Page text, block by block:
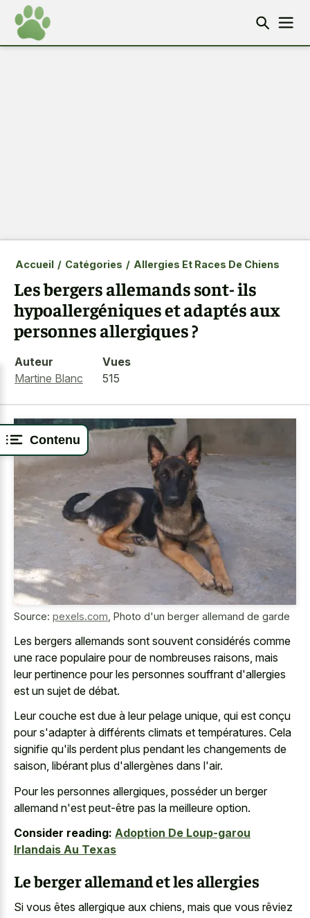
Contenu
Accueil / Catégories / Allergies Et Races De Chiens
Les bergers allemands sont- ils
hypoallergéniques et adaptés aux
personnes allergiques ?
Auteur
Martine Blanc
Vues
515
Source: pexels.com Photo d'un berger allemand de garde
Les bergers allemands sont souvent considérés comme
une race populaire pour de nombreuses raisons, mais
leur pertinence pour les personnes souffrant d'allergies
est un sujet de débat.
Leur couche est due à leur pelage unique, qui est conçu
pour s'adapter à différents climats et températures. Cela
signifie qu'ils perdent plus pendant les changements de
saison, libérant plus d'allergènes dans l'air.
Pour les personnes allergiques, posséder un berger
allemand n'est peut-être pas la meilleure option.
Consider reading: Adoption De Loup-garou
Irlandais Au Texas
Le berger allemand et les allergies
Si vous êtes allergique aux chiens, mais que vous rêviez